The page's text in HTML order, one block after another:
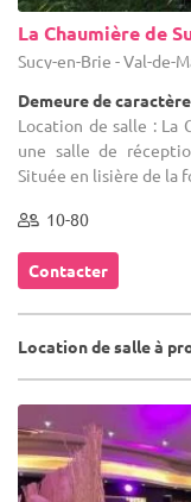
La Chaumière de
Sucy-en-Brie - Val-de-
Demeure de
Location de salle : La
une salle de
Située en lisière de la
10-80
Contacter
Location de salle à